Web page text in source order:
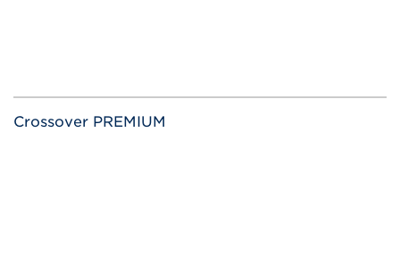
Crossover PREMIUM